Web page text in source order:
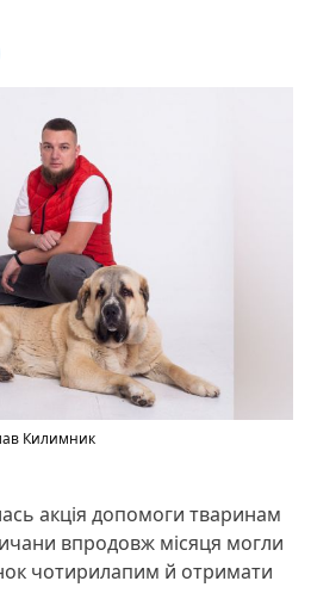
Килимник
акція допомоги тваринам
впродовж місяця могли
чотирилапим й отримати